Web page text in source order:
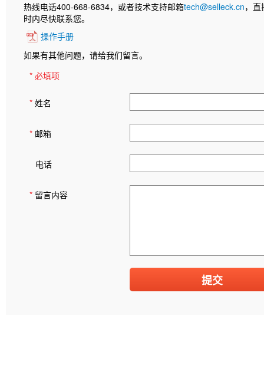
热线电话400-668-6834，或者技术支持邮箱tech@selleck.cn，
时内尽快联系您。
操作手册
如果有其他问题，请给我们留言。
* 必填项
* 姓名
* 邮箱
电话
* 留言内容